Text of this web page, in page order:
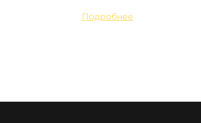
Подробнее